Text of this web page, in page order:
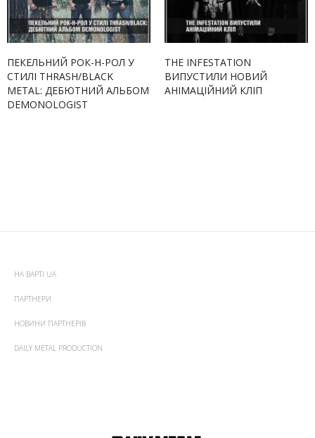
ПЕКЕЛЬНИЙ РОК-Н-РОЛ У
СТИЛІ THRASH/BLACK
METAL: ДЕБЮТНИЙ АЛЬБОМ
DEMONOLOGIST
THE INFESTATION
ВИПУСТИЛИ НОВИЙ
АНІМАЦІЙНИЙ КЛІП
НА ВАРТІ UA
ПАРТНЕРИ
НОВИНИ ПАРТНЕРІВ
DAILY METAL PRODUCTION